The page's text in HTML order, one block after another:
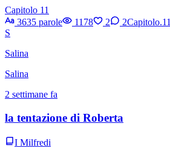
Capitolo 11
3635 parole
1178 2 2Capitolo.11
S
Salina
Salina
2 settimane fa
la tentazione di Roberta
I Milfredi